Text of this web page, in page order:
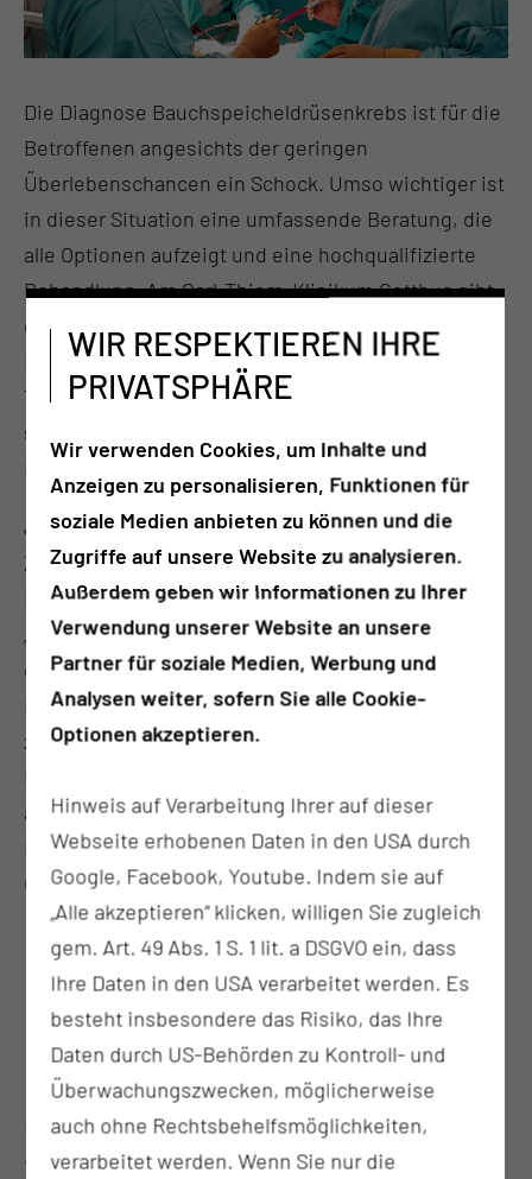
Die Diagnose Bauchspeicheldrüsenkrebs ist für die
Betroffenen angesichts der geringen
Überlebenschancen ein Schock. Umso wichtiger ist
in dieser Situation eine umfassende Beratung, die
alle Optionen aufzeigt und eine hochqualifizierte
Behandlung. Am Carl-Thiem-Klinikum Cottbus gibt
es bereits seit 2013 ein Organzentrum zur
Behandlung von entzündlichen und
Tumorerkrankungen des Pankreas-Organsystems
sowie zur Erkennung und Behandlung von
Jährlich wird das Organzentrum im Rahmen einer
Zertifizierung durch die Deutsche
Krebsgesellschaft auf ‚Herz und Nieren‘ geprüft.
„Wir sind sehr stolz darauf, dass wir im Rahmen
dieser Überprüfung jährlich die Qualität unserer
Behandlung nachweisen können. Wir sind
zuversichtlich, auch die derzeit stattfindende
abschließen zu können“, so Privatdozent Dr. med.
Rainer Kube, Chefarzt der Klinik für Chirurgie am
CTK.
Eine aktuelle Studie zur Wirksamkeit der
Versorgung in onkologischen Zentren (WiZen) hat
ergeben, dass die Überlebenschancen für
Patientinnen und Patienten, die in von der
deutschen Krebsgesellschaft zertifizierten Zentren
behandelt werden, signifikant höher sind. Anders
ausgedrückt: in nicht von der DKG zertifizierten
WIR RESPEKTIEREN IHRE
PRIVATSPHÄRE
Wir verwenden Cookies, um Inhalte und
Anzeigen zu personalisieren, Funktionen für
soziale Medien anbieten zu können und die
Zugriffe auf unsere Website zu analysieren.
Außerdem geben wir Informationen zu Ihrer
Verwendung unserer Website an unsere
Partner für soziale Medien, Werbung und
Analysen weiter, sofern Sie alle Cookie-
Optionen akzeptieren.
Hinweis auf Verarbeitung Ihrer auf dieser
Webseite erhobenen Daten in den USA durch
Google, Facebook, Youtube. Indem sie auf
„Alle akzeptieren“ klicken, willigen Sie zugleich
gem. Art. 49 Abs. 1 S. 1 lit. a DSGVO ein, dass
Ihre Daten in den USA verarbeitet werden. Es
besteht insbesondere das Risiko, das Ihre
Daten durch US-Behörden zu Kontroll- und
Überwachungszwecken, möglicherweise
auch ohne Rechtsbehelfsmöglichkeiten,
verarbeitet werden. Wenn Sie nur die